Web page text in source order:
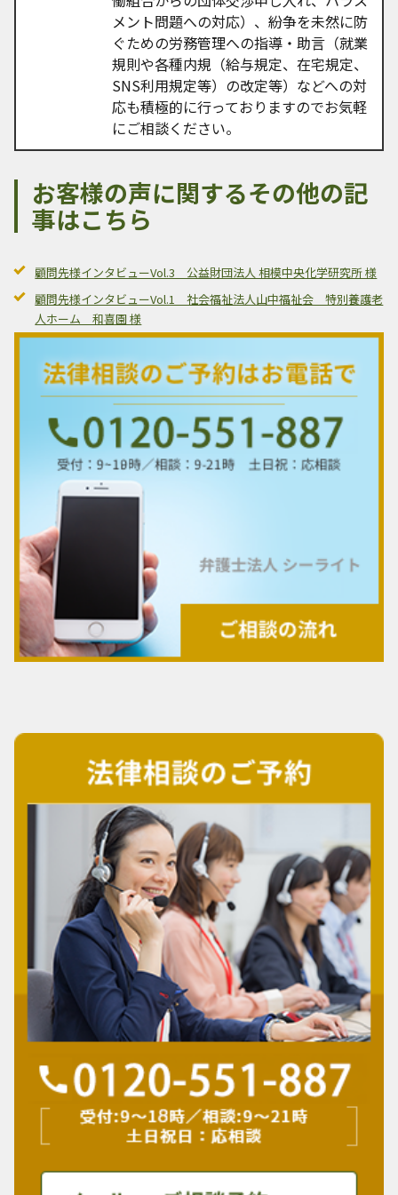
メント問題への対応）、紛争を未然に防
ぐための労務管理への指導・助言（就業
規則や各種内規（給与規定、在宅規定、
SNS利用規定等）の改定等）などへの対
応も積極的に行っておりますのでお気軽
にご相談ください。
お客様の声に関するその他の記
事はこちら
顧問先様インタビューVol.3 公益財団法人 相模中央化学研究所 様
顧問先様インタビューVol.1 社会福祉法人山中福祉会 特別養護老
人ホーム 和喜園 様